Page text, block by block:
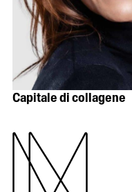
Capitale di collagene